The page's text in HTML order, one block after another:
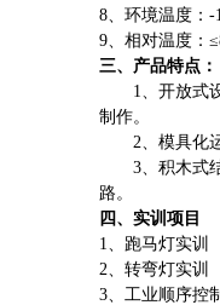
8、环境温度：
9、相对温度：
三、产品特点：
1、开放式
制作。
2、模具化
3、积木式
路。
四、实训项目
1、 跑马灯实训
2、 转弯灯实训
3、 工业顺序控